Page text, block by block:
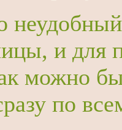
и для
можно
по